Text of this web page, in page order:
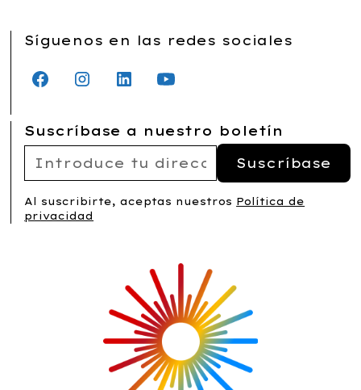
Síguenos en las redes sociales
Suscríbase a nuestro boletín
Al suscribirte, aceptas nuestros Política de
privacidad